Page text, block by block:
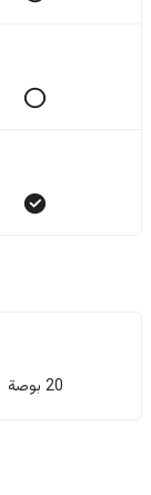
20 بوصة